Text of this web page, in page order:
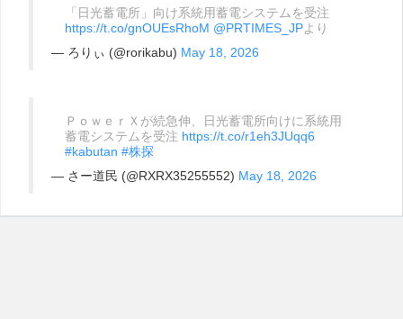
「日光蓄電所」向け系統用蓄電システムを受注
https://t.co/gnOUEsRhoM @PRTIMES_JPより
— ろりぃ (@rorikabu) May 18, 2026
ＰｏｗｅｒＸが続急伸、日光蓄電所向けに系統用
蓄電システムを受注 https://t.co/r1eh3JUqq6
#kabutan #株探
— さー道民 (@RXRX35255552) May 18, 2026